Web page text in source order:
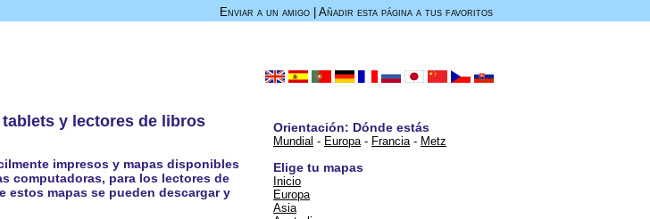
Enviar a un amigo Añadir esta página a tus favoritos
y lectores de libros
impresos y mapas disponibles
computadoras, para los lectores de
estos mapas se pueden descargar y
Orientación: Dónde estás
Mundial - Europa- Francia- Metz
Elige tu mapas
Inicio
Europa
Asia